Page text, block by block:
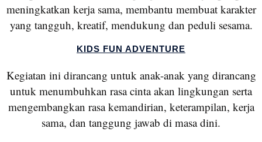
meningkatkan kerja sama, membantu membuat karakter
yang tangguh, kreatif, mendukung dan peduli sesama.
KIDS FUN ADVENTURE
Kegiatan ini dirancang untuk anak-anak yang dirancang
untuk menumbuhkan rasa cinta akan lingkungan serta
mengembangkan rasa kemandirian, keterampilan, kerja
sama, dan tanggung jawab di masa dini.